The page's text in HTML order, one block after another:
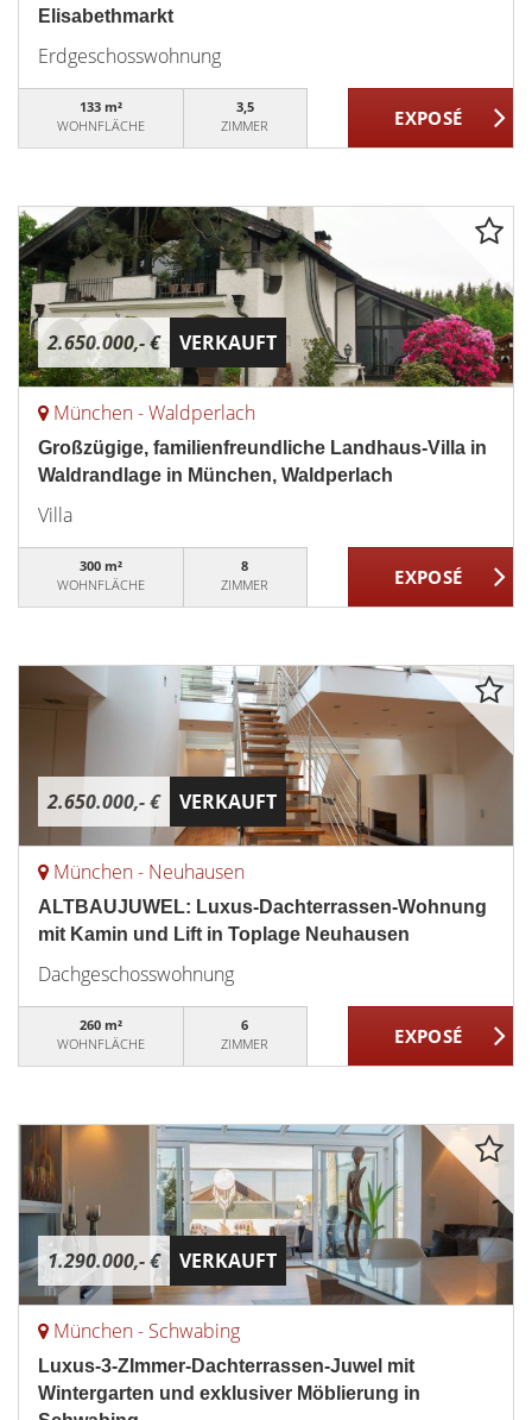
Elisabethmarkt
Erdgeschosswohnung
133 m²
WOHNFLÄCHE
3,5
ZIMMER
2.650.000,- € VERKAUFT
München - Waldperlach
Großzügige, familienfreundliche Landhaus-Villa in
Waldrandlage in München, Waldperlach
Villa
300 m²
WOHNFLÄCHE
8
ZIMMER
2.650.000,- € VERKAUFT
München - Neuhausen
ALTBAUJUWEL: Luxus-Dachterrassen-Wohnung
mit Kamin und Lift in Toplage Neuhausen
Dachgeschosswohnung
260 m²
WOHNFLÄCHE
6
ZIMMER
1.290.000,- € VERKAUFT
München - Schwabing
Luxus-3-ZImmer-Dachterrassen-Juwel mit
Wintergarten und exklusiver Möblierung in